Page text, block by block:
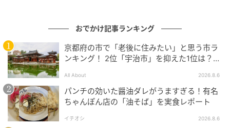
店内で飲めるナチュラルワインは赤、白、泡があり、
クラフトビールも4〜6種類から選べる。「この焼き菓
子に合うお酒を」とオーダーするのもおすすめだ。
おでかけ記事ランキング
京都府の市で「老後に住みたい」と思う市ラ
ンキング！ 2位「宇治市」を抑えた1位は？
All About 2026.8.6
パンチの効いた醤油ダレがうますぎる！有名
ちゃんぽん店の「油そば」を実食レポート
イチオシ 2026.8.6